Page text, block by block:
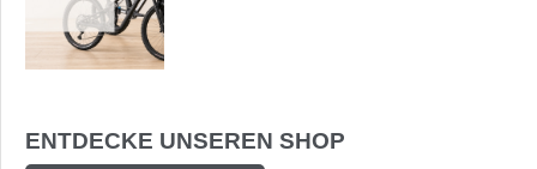
ENTDECKE UNSEREN SHOP